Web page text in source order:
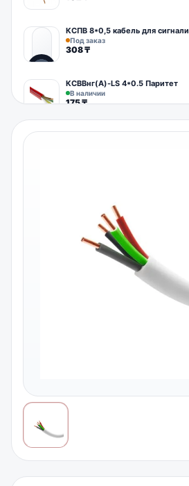
КСПВ 8*0,5 кабель для
Под заказ
308₸
КСВВнг(А)-LS 4*0.5 Паритет
В наличии
175₸